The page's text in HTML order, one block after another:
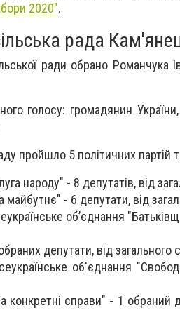
2020".
рада
ради обрано Романчука
голосу: громадянин
пройшло 5 політичних партій
народу" - 8 депутатів, від
майбутнє" - 6 депутати, від
об’єднання
депутати, від загального
об'єднання
конкретні справи" - 1 обраний